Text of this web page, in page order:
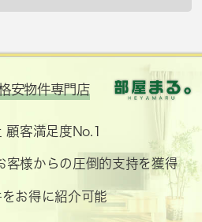
安物件専門店
顧客満足度No.1
客様からの圧倒的支持を獲得
お得に紹介可能